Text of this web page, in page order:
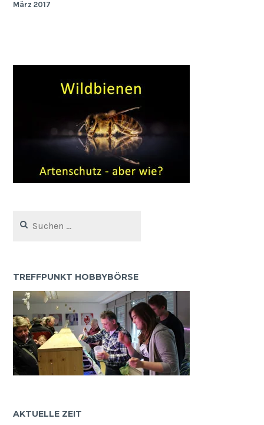
März 2017
nach:
TREFFPUNKT HOBBYBÖRSE
AKTUELLE ZEIT